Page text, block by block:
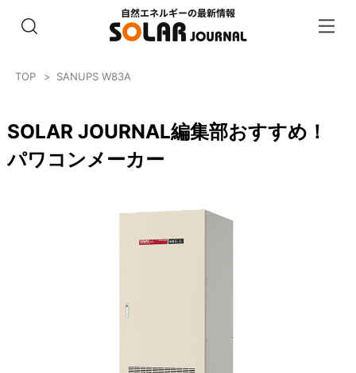
TOP SANUPS W83A
SOLAR JOURNAL編集部おすすめ！
パワコンメーカー